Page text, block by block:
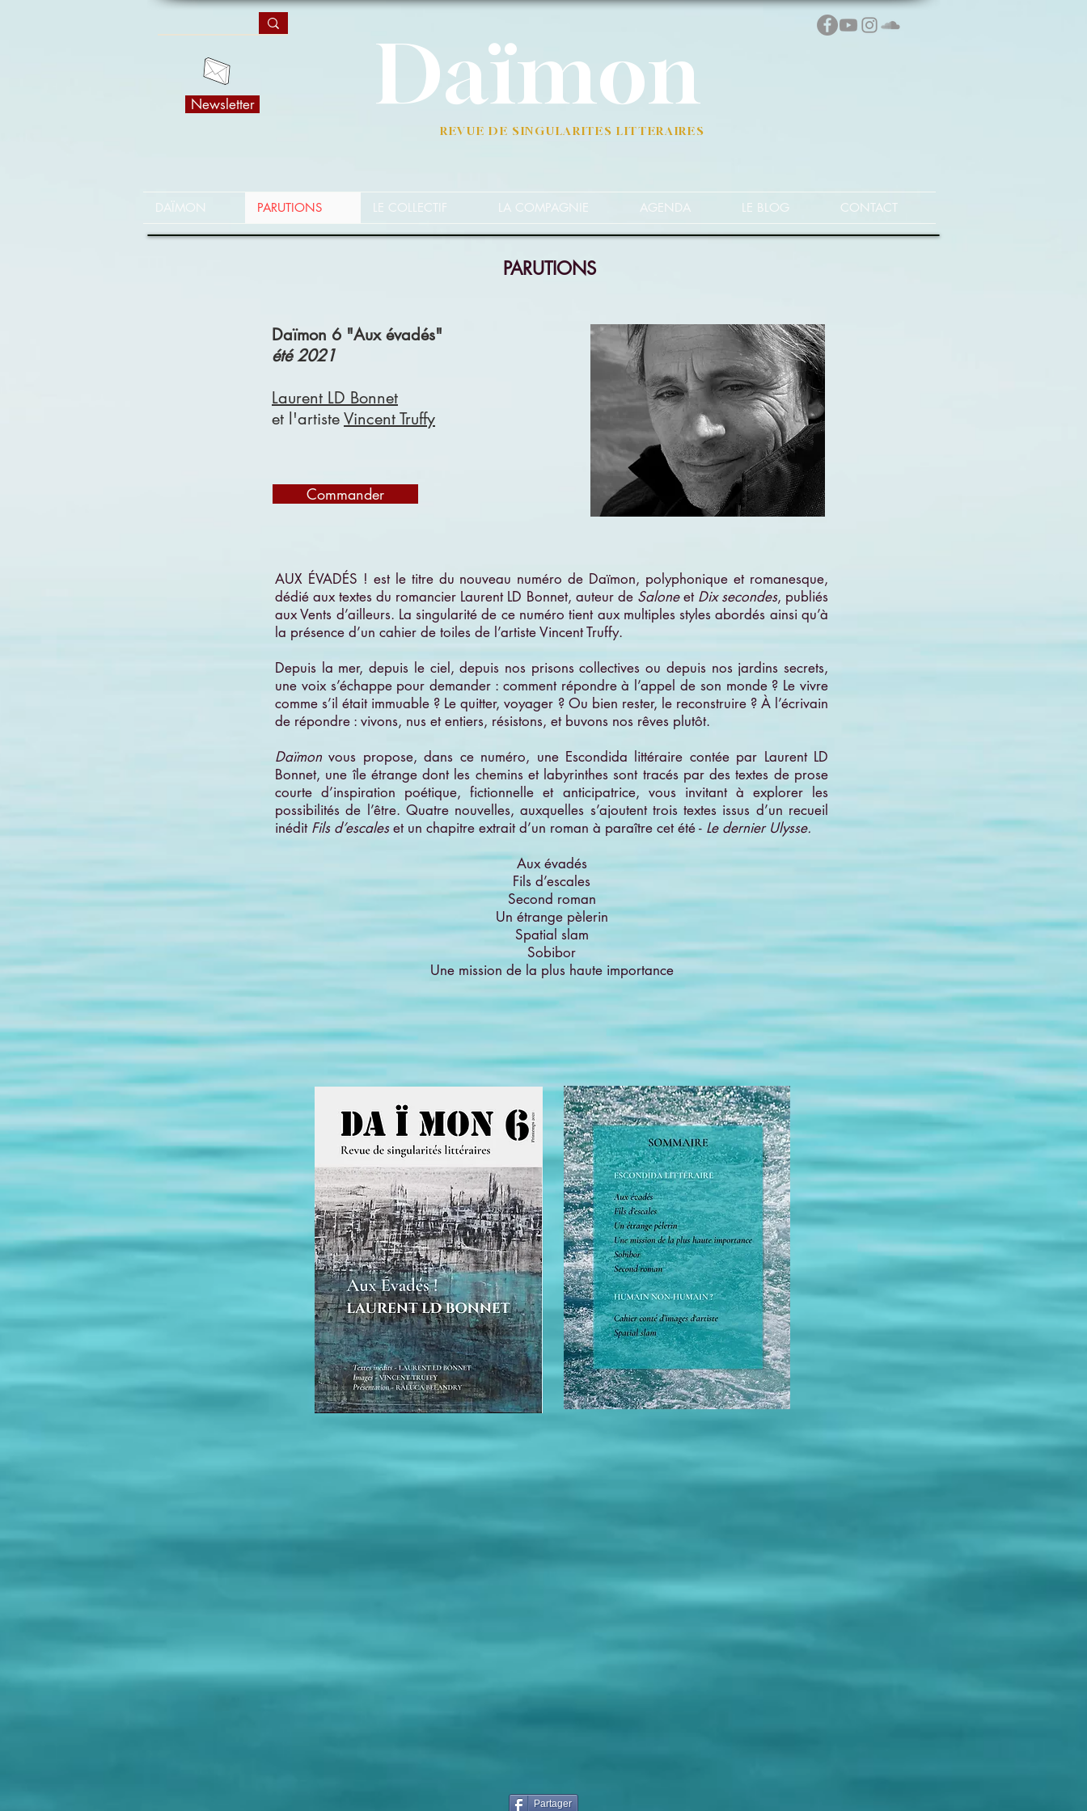
Newsletter Daïmon
REVUE DE SINGULARITES LITTERAIRES
DAÏMON PARUTIONS LE COLLECTIF LA COMPAGNIE AGENDA LE BLOG CONTACT
PARUTIONS
Commander
Daïmon 6 "Aux évadés"
été 2021
Laurent LD Bonnet
et l'artisteVincent Truffy
AUX ÉVADÉS ! est le titre du nouveau numéro de Daïmon, polyphonique et romanesque,
dédié aux textes du romancier Laurent LD Bonnet, auteur de Saloneet Dix secondes, publiés
aux Vents d’ailleurs. La singularité de ce numéro tient aux multiples styles abordés ainsi qu’à
la présence d’un cahier de toiles de l’artiste Vincent Truffy.
Depuis la mer, depuis le ciel, depuis nos prisons collectives ou depuis nos jardins secrets,
une voix s’échappe pour demander : comment répondre à l’appel de son monde ? Le vivre
comme s’il était immuable ? Le quitter, voyager ? Ou bien rester, le reconstruire ? À l’écrivain
de répondre : vivons, nus et entiers, résistons, et buvons nos rêves plutôt.
Daïmonvous propose, dans ce numéro, une Escondida littéraire contée par Laurent LD
Bonnet, une île étrange dont les chemins et labyrinthes sont tracés par des textes de prose
courte d’inspiration poétique, fictionnelle et anticipatrice, vous invitant à explorer les
possibilités de l’être. Quatre nouvelles, auxquelles s’ajoutent trois textes issus d’un recueil
inédit Fils d’escaleset un chapitre extrait d’un roman à paraître cet été - Le dernier Ulysse.
Aux évadés
Fils d’escales
Second roman
Un étrange pèlerin
Spatial slam
Sobibor
Une mission de la plus haute importance
Partager